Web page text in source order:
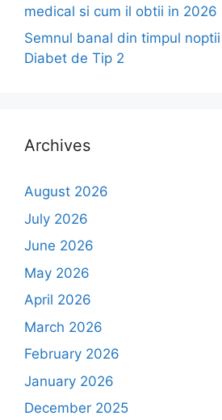
medical si cum il obtii in 2026
Semnul banal din timpul
Diabet de Tip 2
Archives
August 2026
July 2026
June 2026
May 2026
April 2026
March 2026
February 2026
January 2026
December 2025